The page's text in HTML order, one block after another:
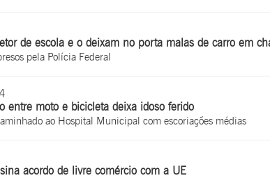
de escola e o deixam no porta malas de carro em
pela Polícia Federal
entre moto e bicicleta deixa idoso ferido
ao Hospital Municipal com escoriações médias
acordo de livre comércio com a UE